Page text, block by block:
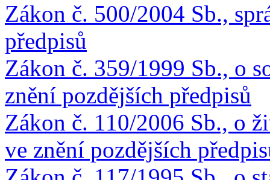
Zákon č. 500/2004 Sb.,
předpisů
Zákon č. 359/1999 Sb., o
znění pozdějších předpisů
Zákon č. 110/2006 Sb., o
ve znění pozdějších